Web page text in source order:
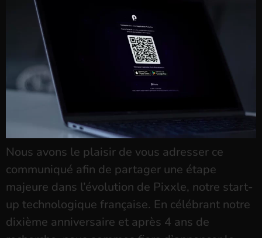
Nous avons le plaisir de vous adresser ce
communiqué afin de partager une étape
majeure dans l’évolution de Pixxle, notre start-
up technologique française. En célébrant notre
dixième anniversaire et après 4 ans de